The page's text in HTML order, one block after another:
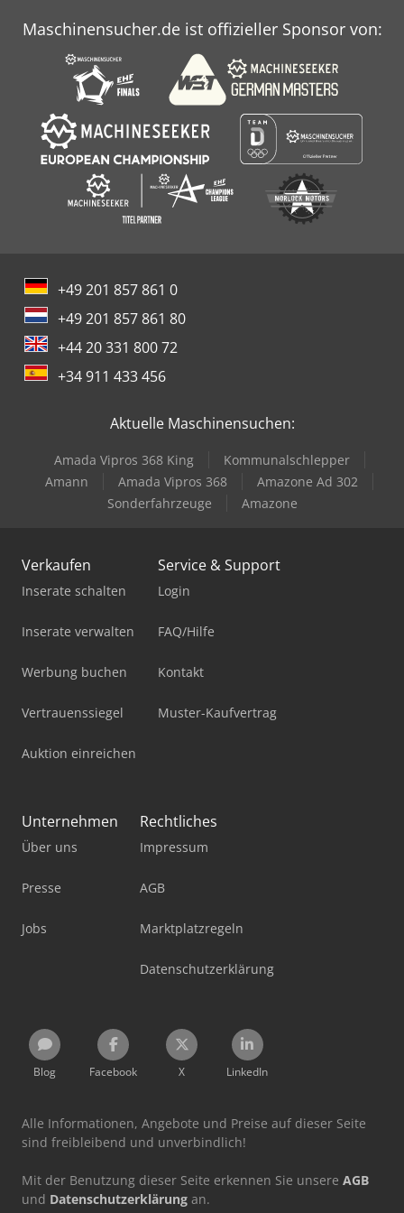
Kommunikationsanschlüsse: 1 x usb front + 3 x usb, 2 x
ethernet, 1 x rs-232/422/485, 1 x vga • Audio -
eingang/ausgang • Os: windows 10 iot unternehmen -
eingebettet • Intoredit 3d - cad-cam-software für die
konstruktion von teilen und die nachbearbeitung von
bearbeitungsprogrammen Zusätzliche Informationen
Maschine noch unter Strom
Maschinensucher.de ist offizieller Sponsor von:
+49 201 857 861 0
+49 201 857 861 80
+44 20 331 800 72
+34 911 433 456
Aktuelle Maschinensuchen:
Amada Vipros 368 King
Kommunalschlepper
Amann
Amada Vipros 368
Amazone Ad 302
Sonderfahrzeuge
Amazone
Verkaufen
Inserate schalten
Inserate verwalten
Werbung buchen
Vertrauenssiegel
Auktion einreichen
Service & Support
Login
FAQ/Hilfe
Kontakt
Muster-Kaufvertrag
Unternehmen
Über uns
Presse
Jobs
Rechtliches
Impressum
AGB
Marktplatzregeln
Datenschutzerklärung
Blog Facebook X LinkedIn
Alle Informationen, Angebote und Preise auf dieser Seite
sind freibleibend und unverbindlich!
Mit der Benutzung dieser Seite erkennen Sie unsere AGB
und Datenschutzerklärung an.